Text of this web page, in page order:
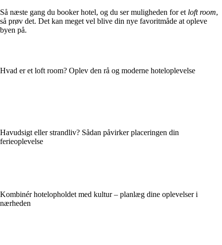
Så næste gang du booker hotel, og du ser muligheden for et loft room,
så prøv det. Det kan meget vel blive din nye favoritmåde at opleve
byen på.
Hvad er et loft room? Oplev den rå og moderne hoteloplevelse
Havudsigt eller strandliv? Sådan påvirker placeringen din
ferieoplevelse
Kombinér hotelopholdet med kultur – planlæg dine oplevelser i
nærheden